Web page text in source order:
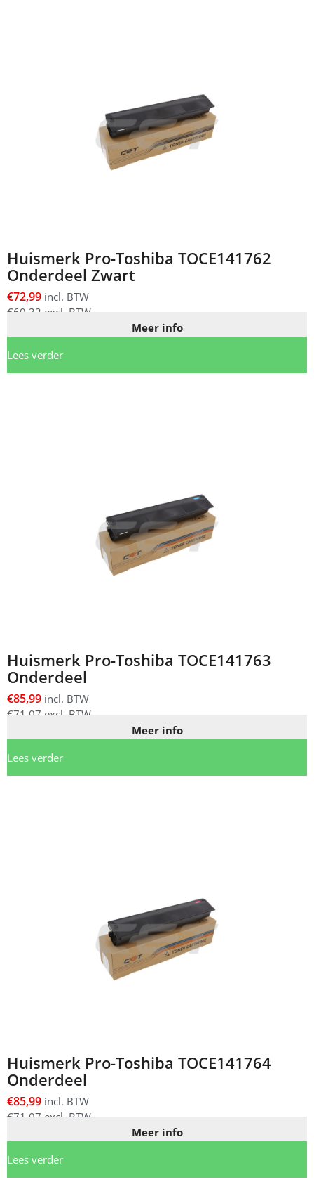
Huismerk Pro-Toshiba TOCE141762
Onderdeel Zwart
€72,99 incl. BTW
€60,32 excl. BTW
Meer info
Lees verder
Huismerk Pro-Toshiba TOCE141763
Onderdeel
€85,99 incl. BTW
€71,07 excl. BTW
Meer info
Lees verder
Huismerk Pro-Toshiba TOCE141764
Onderdeel
€85,99 incl. BTW
€71,07 excl. BTW
Meer info
Lees verder